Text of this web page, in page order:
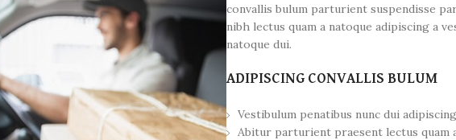
convallis bulum parturient suspendisse
nibh lectus quam a natoque adipiscing a
natoque dui.
ADIPISCING CONVALLIS BULUM
Vestibulum penatibus nunc dui
Abitur parturient praesent lectus quam